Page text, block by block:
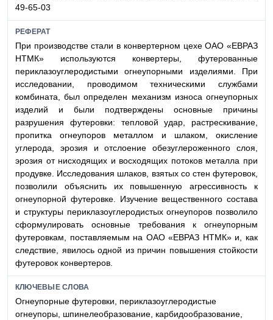
49-65-03
РЕФЕРАТ
При производстве стали в конвертерном цехе ОАО «ЕВРАЗ
НТМК» используются конвертеры, футерованные
периклазоуглеродистыми огнеупорными изделиями. При
исследовании, проводимом техническими службами
комбината, был определен механизм износа огнеупорных
изделий и были подтверждены основные причины
разрушения футеровки: тепловой удар, растрескивание,
пропитка огнеупоров металлом и шлаком, окисление
углерода, эрозия и отслоение обезуглероженного слоя,
эрозия от нисходящих и восходящих потоков металла при
продувке. Исследования шлаков, взятых со стен футеровок,
позволили объяснить их повышенную агрессивность к
огнеупорной футеровке. Изучение вещественного состава
и структуры периклазоуглеродистых огнеупоров позволило
сформулировать основные требования к огнеупорным
футеровкам, поставляемым на ОАО «ЕВРАЗ НТМК» и, как
следствие, явилось одной из причин повышения стойкости
футеровок конвертеров.
КЛЮЧЕВЫЕ СЛОВА
Огнеупорные футеровки, периклазоуглеродистые
огнеупоры, шпинелеобразование, карбидообразование,